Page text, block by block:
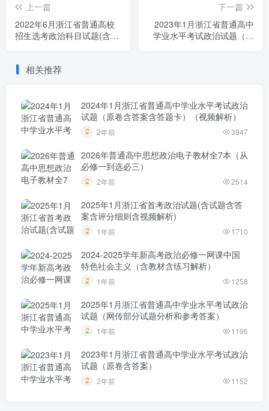
上一篇
2022年6月浙江省普通高校
招生选考政治科目试题(含试
下一篇
2023年1月浙江省普通高中
学业水平考试政治试题（原
相关推荐
2024年1月浙江省普通高中学业水平考试政治
试题（原卷含答案含答题卡）（视频解析）
2年前 3947
2026年普通高中思想政治电子教材全7本（从
必修一到选必三）
2年前 2514
2025年1月浙江省首考政治试题(含试题含答
案含评分细则含视频解析)
1年前 1710
2024-2025学年新高考政治必修一网课中国
特色社会主义（含教材含练习解析）
1年前 1258
2025年1月浙江省普通高中学业水平考试政治
试题（网传部分试题分析和参考答案）
1年前 1196
2023年1月浙江省普通高中学业水平考试政治
试题（原卷含答案）
2年前 1152